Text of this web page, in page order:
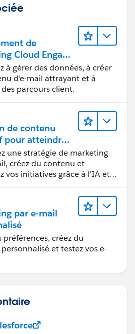
de
Cloud Engage
à gérer des données, à créer
d’e-mail attrayant et à
parcours client.
de contenu
pour atteindre
marketing
une stratégie de marketing
créez du contenu et
vos initiatives grâce à l’IA et
par e-mail
préférences, créez du
et testez vos e-